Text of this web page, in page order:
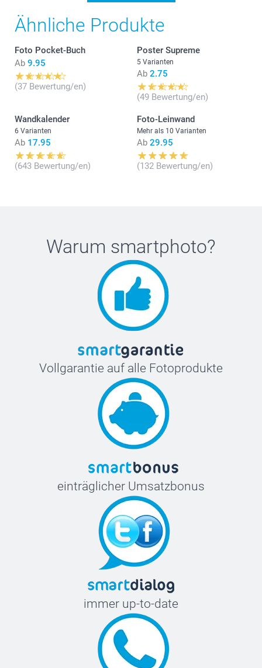
Ähnliche Produkte
Foto Pocket-Buch
Ab 9.95
(37 Bewertung/en)
Poster Supreme
5 Varianten
Ab 2.75
(49 Bewertung/en)
Wandkalender
6 Varianten
Ab 17.95
(643 Bewertung/en)
Foto-Leinwand
Mehr als 10 Varianten
Ab 29.95
(132 Bewertung/en)
Warum smartphoto?
Vollgarantie auf alle Fotoprodukte
einträglicher Umsatzbonus
immer up-to-date